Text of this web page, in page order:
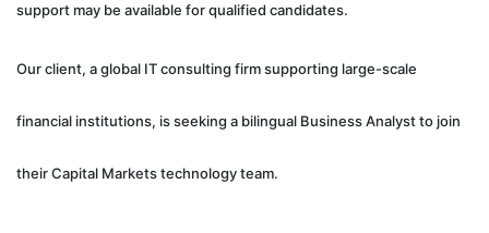
support may be available for qualified candidates.
Our client, a global IT consulting firm supporting large-scale
financial institutions, is seeking a bilingual Business Analyst to join
their Capital Markets technology team.